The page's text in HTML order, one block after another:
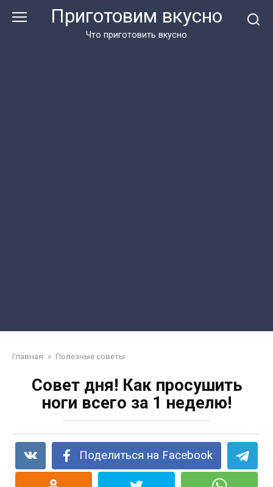
Приготовим вкусно
Что приготовить вкусно
Главная » Полезные советы
Совет дня! Как просушить
ноги всего за 1 неделю!
Поделиться на Facebook